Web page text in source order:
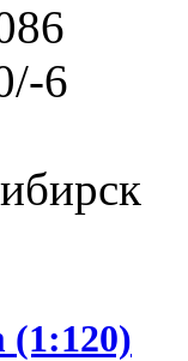
6
(1:120)